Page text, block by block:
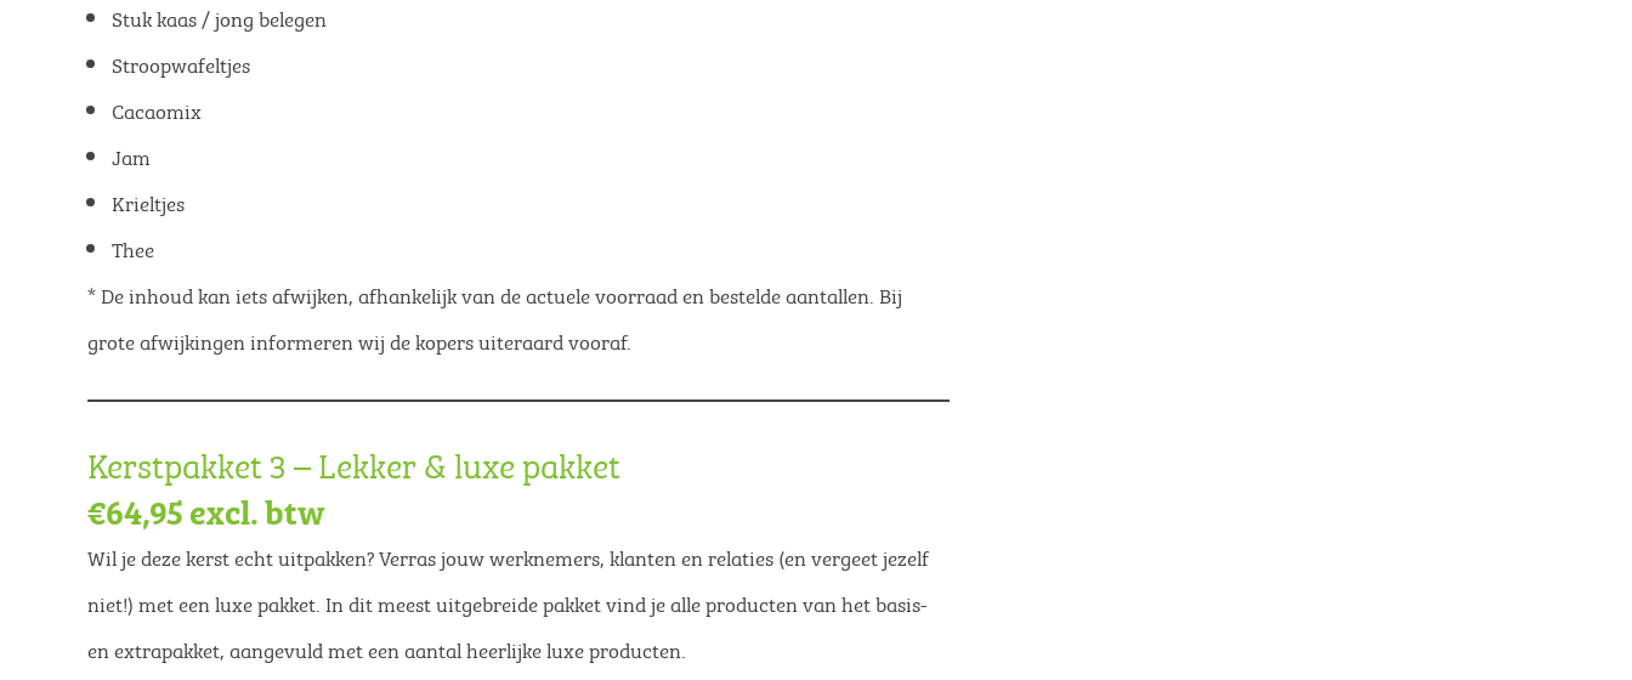
Stuk kaas / jong belegen
Stroopwafeltjes
Cacaomix
Jam
Krieltjes
Thee
* De inhoud kan iets afwijken, afhankelijk van de actuele voorraad en bestelde aantallen. Bij
grote afwijkingen informeren wij de kopers uiteraard vooraf.
Kerstpakket 3 – Lekker & luxe pakket
€64,95 excl. btw
Wil je deze kerst echt uitpakken? Verras jouw werknemers, klanten en relaties (en vergeet jezelf
niet!) met een luxe pakket. In dit meest uitgebreide pakket vind je alle producten van het basis-
en extrapakket, aangevuld met een aantal heerlijke luxe producten.